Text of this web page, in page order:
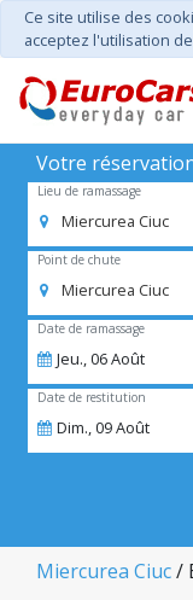
Ce site utilise des
acceptez l'utilisation
Votre
Lieu de ramassage
Miercurea Ciuc
Point de chute
Miercurea Ciuc
Date de ramassage
Jeu.,06Août
Date de restitution
Dim.,09Août
Miercurea Ciuc/